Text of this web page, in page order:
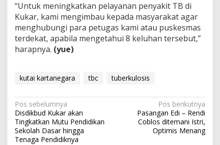
“Untuk meningkatkan pelayanan penyakit TB di
Kukar, kami mengimbau kepada masyarakat agar
menghubungi para petugas kami atau puskesmas
terdekat, apabila mengetahui 8 keluhan tersebut,”
harapnya. (yue)
kutai kartanegara tbc tuberkulosis
Navigasi
pos
Pos sebelumnya
Disdikbud Kukar akan
Tingkatkan Mutu Pendidikan
Sekolah Dasar hingga
Tenaga Pendidiknya
Pos berikutnya
Pasangan Edi – Rendi
Coblos ditemani Istri,
Optimis Menang